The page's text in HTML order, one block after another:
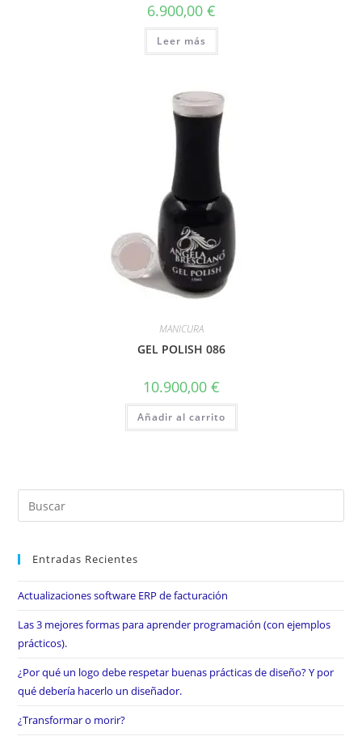
6.900,00 €
Leer más
MANICURA
GEL POLISH 086
10.900,00 €
Añadir al carrito
Entradas Recientes
Actualizaciones software ERP de facturación
Las 3 mejores formas para aprender programación (con ejemplos
prácticos).
¿Por qué un logo debe respetar buenas prácticas de diseño? Y por
qué debería hacerlo un diseñador.
¿Transformar o morir?